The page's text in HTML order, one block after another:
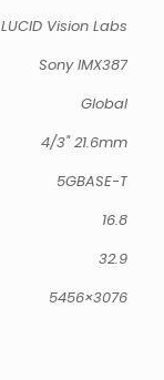
LUCID Vision Labs
Sony IMX387
Global
4/3" 21.6mm
5GBASE-T
16.8
32.9
5456×3076